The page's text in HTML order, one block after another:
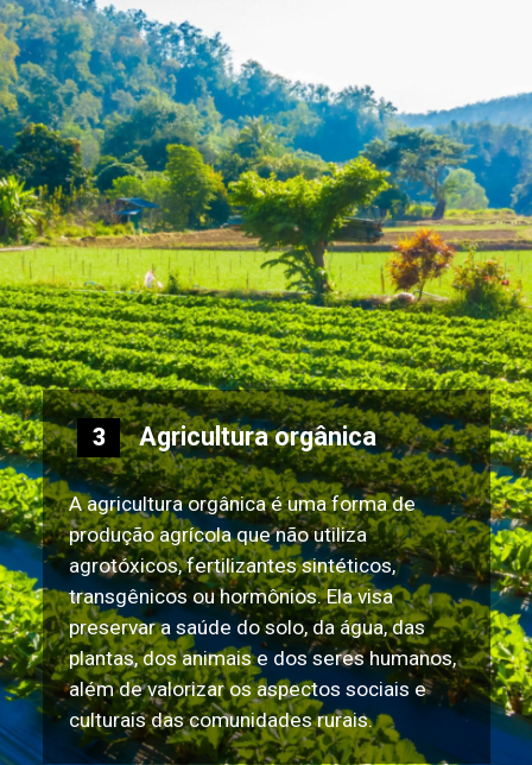
Agricultura orgânica
A agricultura orgânica é uma forma de
produção agrícola que não utiliza
agrotóxicos, fertilizantes sintéticos,
transgênicos ou hormônios. Ela visa
preservar a saúde do solo, da água, das
plantas, dos animais e dos seres humanos,
além de valorizar os aspectos sociais e
culturais das comunidades rurais.
3